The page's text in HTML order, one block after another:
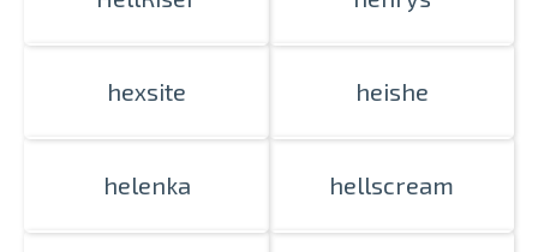
hexsite heishe
helenka hellscream